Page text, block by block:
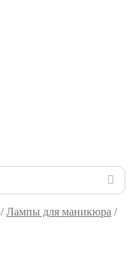
/Лампы для маникюра /